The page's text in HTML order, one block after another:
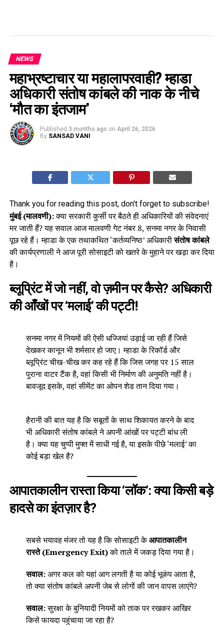
NEWS
महाभ्रष्टाचार या महालापरवाही? म्हाडा
अधिकारी संतोष कांबले की नाक के नीचे
‘मौत का इंतजाम’
Published 3 months ago on April 26, 2026
By SANSAD VANI
Thank you for reading this post, don't forget to subscribe!
मुंबई (मालवणी):क्या सरकारी कुर्सी पर बैठते ही अधिकारियों की संवेदनाएं
मर जाती हैं? यह सवाल आज मालवणी गेट नंबर 8, सनमा नगर के निवासी
पूछ रहे हैं। म्हाडा के एक तथाकथित ‘कर्तव्यनिष्ठ’ अधिकारीसंतोष कांबले
की कार्यप्रणाली ने आज पूरी सोसाइटी को खतरे के मुहाने पर खड़ा कर दिया
है।
ब्लूप्रिंट में जो नहीं, वो ज़मीन पर कैसे? अधिकारी
की आँखों पर ‘मलाई’ की पट्टी!
सनमा नगर में नियमों की ऐसी धज्जियां उड़ाई जा रही हैं जिसे
देखकर कानून भी शर्मसार हो जाए। म्हाडा के रिकॉर्ड और
ब्लूप्रिंट चीख-चीख कर कह रहे हैं कि जिस जगह पर 15 साल
पुराना वाटर टैंक है, वहां किसी भी निर्माण की अनुमति नहीं है।
बावजूद इसके, वहां सीमेंट का ओपन शेड तान दिया गया।
हैरानी की बात यह है कि सबूतों के साथ शिकायत करने के बाद
भी अधिकारी संतोष कांबले ने अपनी आंखों पर पट्टी बांध ली
है। क्या यह चुप्पी मुफ्त में साधी गई है, या इसके पीछे ‘मलाई’ का
कोई बड़ा खेल है?
आपातकालीन रास्ता किया ‘लॉक’: क्या किसी बड़े
हादसे का इंतज़ार है?
सबसे भयावह मंजर तो यह है कि सोसाइटी केआपातकालीन
रास्ते (Emergency Exit)को ताले में जकड़ दिया गया है।
सवाल:अगर कल को यहां आग लगती है या कोई भूकंप आता है,
तो क्या संतोष कांबले अपनी जेब से लोगों की जान वापस लाएंगे?
सवाल:सुरक्षा के बुनियादी नियमों को ताक पर रखकर आखिर
किसे फायदा पहुंचाया जा रहा है?